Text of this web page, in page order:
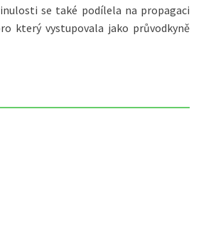
se také podílela na propagaci
který vystupovala jako průvodkyně